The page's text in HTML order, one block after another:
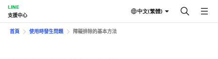
LINE
支援中心
中文(繁體)
首頁 使用時發生問題 障礙排除的基本方法